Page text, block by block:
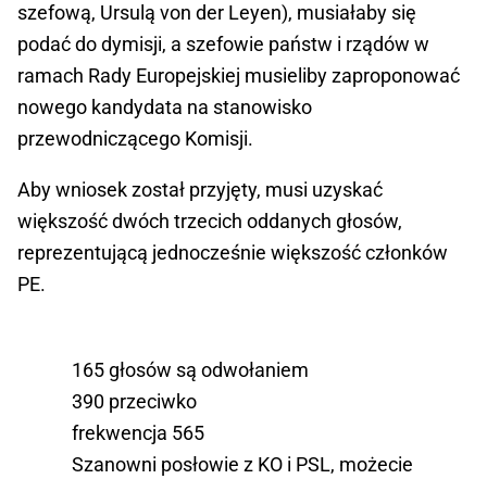
szefową, Ursulą von der Leyen), musiałaby się
podać do dymisji, a szefowie państw i rządów w
ramach Rady Europejskiej musieliby zaproponować
nowego kandydata na stanowisko
przewodniczącego Komisji.
Aby wniosek został przyjęty, musi uzyskać
większość dwóch trzecich oddanych głosów,
reprezentującą jednocześnie większość członków
PE.
165 głosów są odwołaniem
390 przeciwko
frekwencja 565
Szanowni posłowie z KO i PSL, możecie